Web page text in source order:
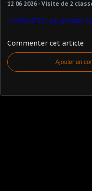
12 06 2026 - Visite de 2
Commenter cet article
Ajouter un